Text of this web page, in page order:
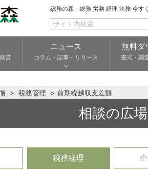
総務の森 - 総務 労務 経理 法務 今す
営
ニュース
コラム・記事・リリース
無料ダ
書式・調
税務管理 前期繰越収支差額
相談の広場
税務経理